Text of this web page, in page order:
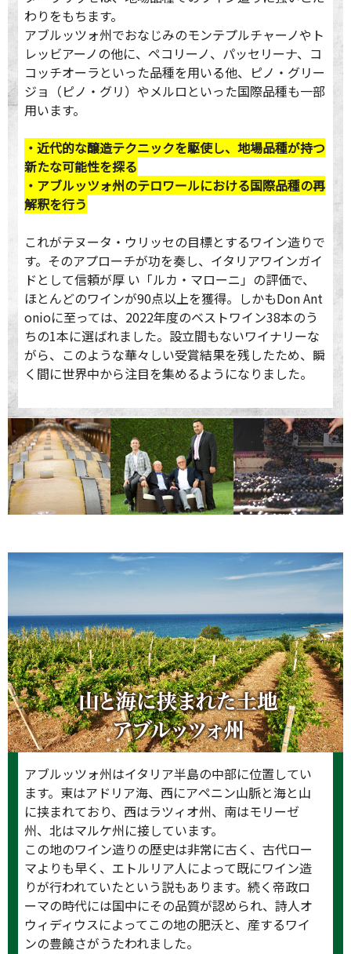
わりをもちます。
アブルッツォ州でおなじみのモンテプルチャーノやト
レッビアーノの他に、ペコリーノ、パッセリーナ、コ
コッチオーラといった品種を用いる他、ピノ・グリー
ジョ（ピノ・グリ）やメルロといった国際品種も一部
用います。
・近代的な醸造テクニックを駆使し、地場品種が持つ
新たな可能性を探る
・アブルッツォ州のテロワールにおける国際品種の再
解釈を行う
これがテヌータ・ウリッセの目標とするワイン造りで
す。そのアプローチが功を奏し、イタリアワインガイ
ドとして信頼が厚 い「ルカ・マローニ」の評価で、
ほとんどのワインが90点以上を獲得。しかもDon Ant
onioに至っては、2022年度のベストワイン38本のう
ちの1本に選ばれました。設立間もないワイナリーな
がら、このような華々しい受賞結果を残したため、瞬
く間に世界中から注目を集めるようになりました。
アブルッツォ州はイタリア半島の中部に位置してい
ます。東はアドリア海、西にアペニン山脈と海と山
に挟まれており、西はラツィオ州、南はモリーゼ
州、北はマルケ州に接しています。
この地のワイン造りの歴史は非常に古く、古代ロー
マよりも早く、エトルリア人によって既にワイン造
りが行われていたという説もあります。続く帝政ロ
ーマの時代には国中にその品質が認められ、詩人オ
ウィディウスによってこの地の肥沃と、産するワイ
ンの豊饒さがうたわれました。